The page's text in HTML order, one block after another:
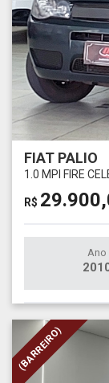
FIAT PALIO
1.0 MPI FIRE
R$
Ano
(BARREIRO)